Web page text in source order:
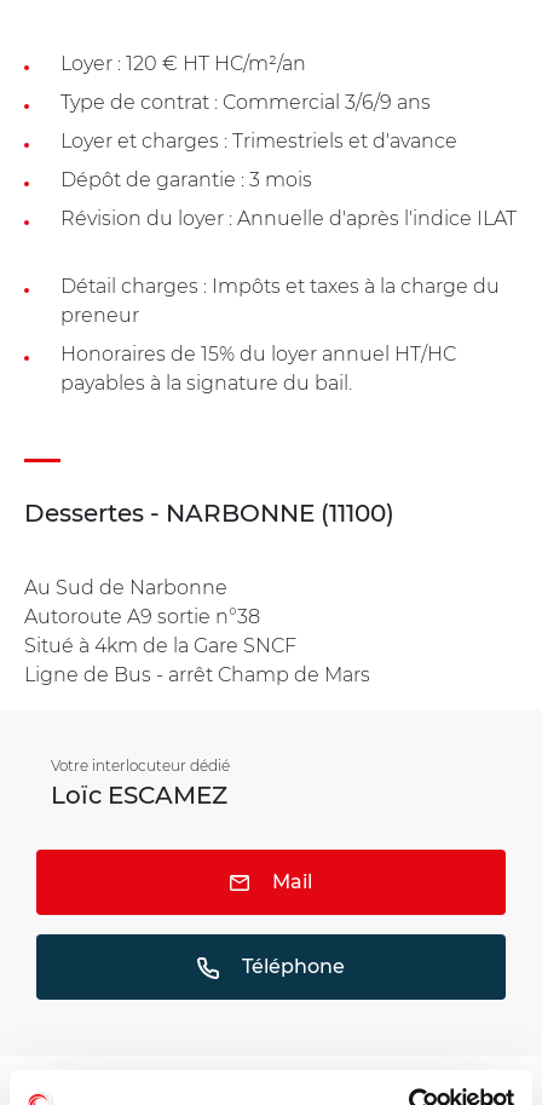
Loyer : 120 € HT HC/m²/an
Type de contrat : Commercial 3/6/9 ans
Loyer et charges : Trimestriels et d'avance
Dépôt de garantie : 3 mois
Révision du loyer : Annuelle d'après l'indice ILAT
Détail charges : Impôts et taxes à la charge du
preneur
Honoraires de 15% du loyer annuel HT/HC
payables à la signature du bail.
Dessertes - NARBONNE (11100)
Au Sud de Narbonne
Autoroute A9 sortie n°38
Situé à 4km de la Gare SNCF
Ligne de Bus - arrêt Champ de Mars
Votre interlocuteur dédié
Loïc ESCAMEZ
Mail
Téléphone